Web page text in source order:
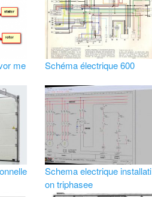
me
Schéma électrique 600
Schema electrique installati
on triphasee